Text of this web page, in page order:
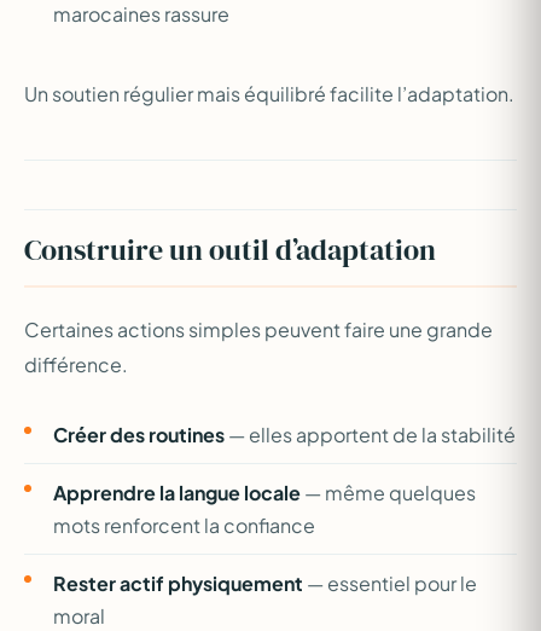
marocaines rassure
Un soutien régulier mais équilibré facilite l’adaptation.
Construire un outil d’adaptation
Certaines actions simples peuvent faire une grande
différence.
Créer des routines— elles apportent de la stabilité
Apprendre la langue locale— même quelques
mots renforcent la confiance
Rester actif physiquement — essentiel pour le
moral